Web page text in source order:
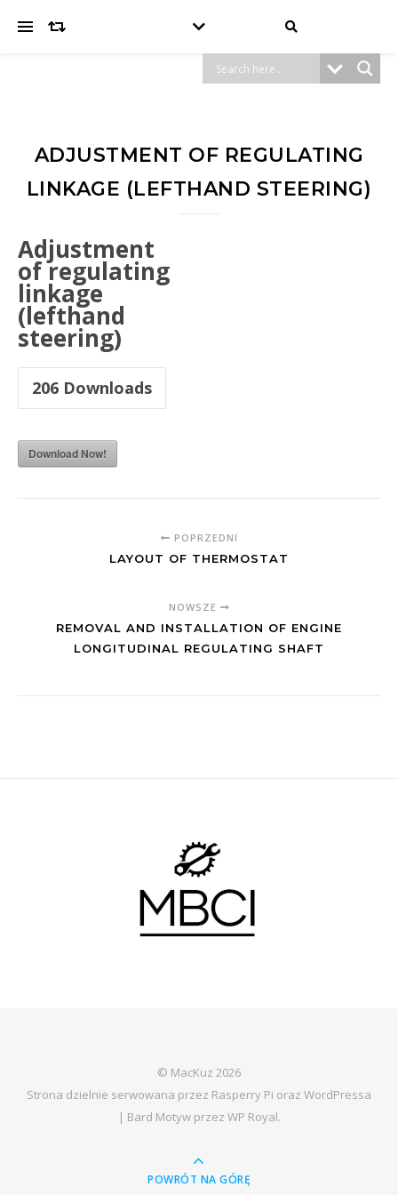
ADJUSTMENT OF REGULATING
LINKAGE (LEFTHAND STEERING)
Adjustment
of regulating
linkage
(lefthand
steering)
206 Downloads
Download Now!
POPRZEDNI
LAYOUT OF THERMOSTAT
NOWSZE
REMOVAL AND INSTALLATION OF ENGINE
LONGITUDINAL REGULATING SHAFT
© MacKuz 2026
Strona dzielnie serwowana przez Rasperry Pi oraz WordPressa
| Bard Motyw przez WP Royal.
POWRÓT NA GÓRĘ